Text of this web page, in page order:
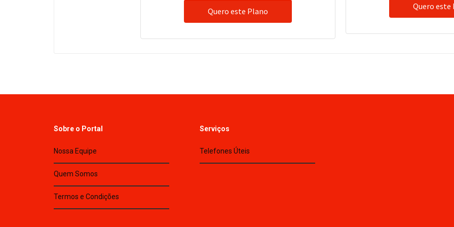
Quero este Plano Quero este
Sobre o Portal
Nossa Equipe
Quem Somos
Termos e Condições
Serviços
Telefones Úteis